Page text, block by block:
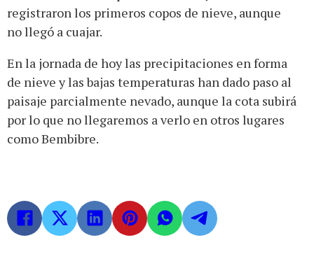
registraron los primeros copos de nieve, aunque
no llegó a cuajar.
En la jornada de hoy las precipitaciones en forma
de nieve y las bajas temperaturas han dado paso al
paisaje parcialmente nevado, aunque la cota subirá
por lo que no llegaremos a verlo en otros lugares
como Bembibre.